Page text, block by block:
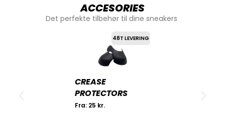
ACCESORIES
Det perfekte tilbehør til dine sneakers
48T LEVERING
CREASE
PROTECTORS
Fra: 25 kr.